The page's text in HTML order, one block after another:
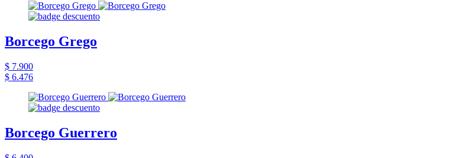
Borcego Grego
$ 7.900
$ 6.476
Borcego Guerrero